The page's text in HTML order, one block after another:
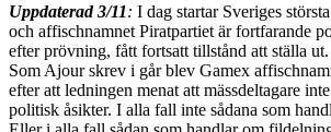
Uppdaterad 3/11: I dag startar Sveriges
och affischnamnet Piratpartiet är fortfarande
efter prövning, fått fortsatt tillstånd att ställa ut.
Som Ajour skrev i går blev Gamex
efter att ledningen menat att mässdeltagare
politisk åsikter. I alla fall inte sådana som